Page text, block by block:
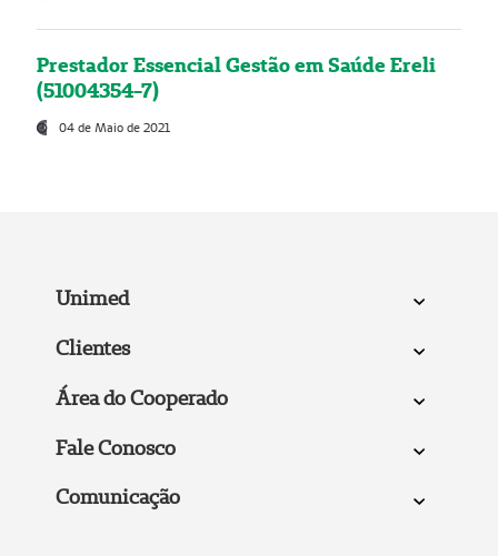
Prestador Essencial Gestão em Saúde Ereli
(51004354-7)
04 de Maio de 2021
Unimed
Clientes
Área do Cooperado
Fale Conosco
Comunicação